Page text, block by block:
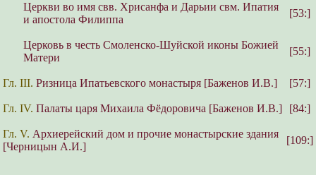
Церкви во имя свв. Хрисанфа и Дарьии свм. Ипатия
и апостола Филиппа
[53:]
Церковь в честь Смоленско-Шуйской иконы Божией
Матери
[55:]
Гл. III. Ризница Ипатьевского монастыря [Баженов И.В.] [57:]
Гл. IV. Палаты царя Михаила Фёдоровича [Баженов И.В.] [84:]
Гл. V. Архиерейский дом и прочие монастырские здания
[Черницын А.И.]
[109:]